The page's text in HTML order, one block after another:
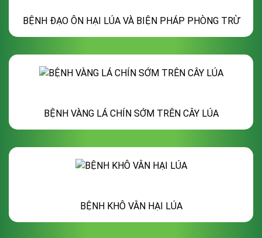
BỆNH ĐẠO ÔN HẠI LÚA VÀ BIỆN PHÁP PHÒNG TRỪ
BỆNH VÀNG LÁ CHÍN SỚM TRÊN CÂY LÚA
BỆNH KHÔ VẰN HẠI LÚA